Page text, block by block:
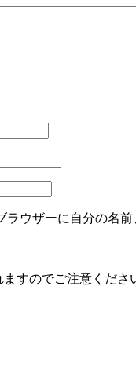
ウザーに自分の名
すのでご注意くださ